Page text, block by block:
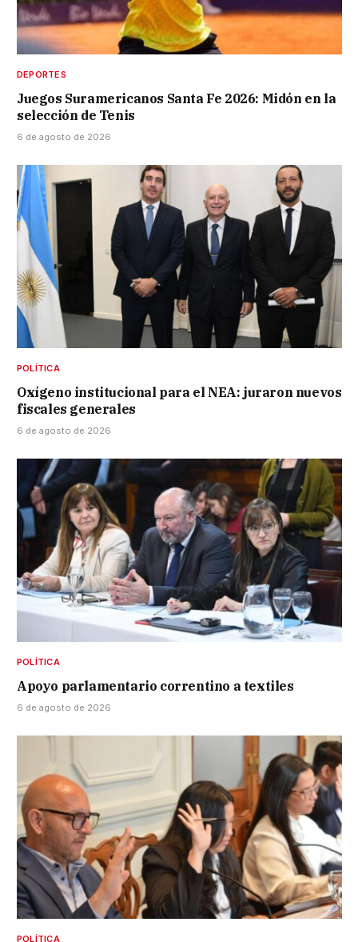
DEPORTES
Juegos Suramericanos Santa Fe 2026: Midón en la
selección de Tenis
6 de agosto de 2026
POLÍTICA
Oxígeno institucional para el NEA: juraron nuevos
fiscales generales
6 de agosto de 2026
POLÍTICA
Apoyo parlamentario correntino a textiles
6 de agosto de 2026
POLÍTICA